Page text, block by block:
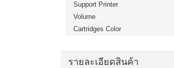
Support Printer
Volume
Cartridges Color
รายละเอียดสินค้า